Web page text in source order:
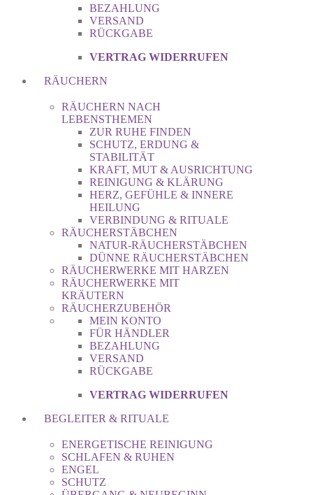
BEZAHLUNG
VERSAND
RÜCKGABE
VERTRAG WIDERRUFEN
RÄUCHERN
RÄUCHERN NACH
LEBENSTHEMEN
ZUR RUHE FINDEN
SCHUTZ, ERDUNG &
STABILITÄT
KRAFT, MUT & AUSRICHTUNG
REINIGUNG & KLÄRUNG
HERZ, GEFÜHLE & INNERE
HEILUNG
VERBINDUNG & RITUALE
RÄUCHERSTÄBCHEN
NATUR-RÄUCHERSTÄBCHEN
DÜNNE RÄUCHERSTÄBCHEN
RÄUCHERWERKE MIT HARZEN
RÄUCHERWERKE MIT
KRÄUTERN
RÄUCHERZUBEHÖR
MEIN KONTO
FÜR HÄNDLER
BEZAHLUNG
VERSAND
RÜCKGABE
VERTRAG WIDERRUFEN
BEGLEITER & RITUALE
ENERGETISCHE REINIGUNG
SCHLAFEN & RUHEN
ENGEL
SCHUTZ